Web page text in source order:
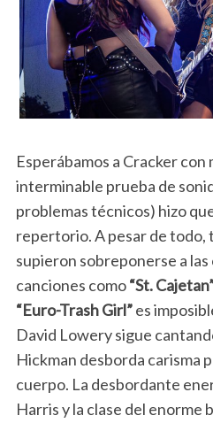
Esperábamos a Cracker con
interminable prueba de
problemas técnicos) hizo
repertorio. A pesar de todo,
supieron sobreponerse a
canciones como“St.
“Euro-Trash Girl”es
David Lowery sigue
Hickman desborda carisma
cuerpo. La desbordante
Harris y la clase del enorme